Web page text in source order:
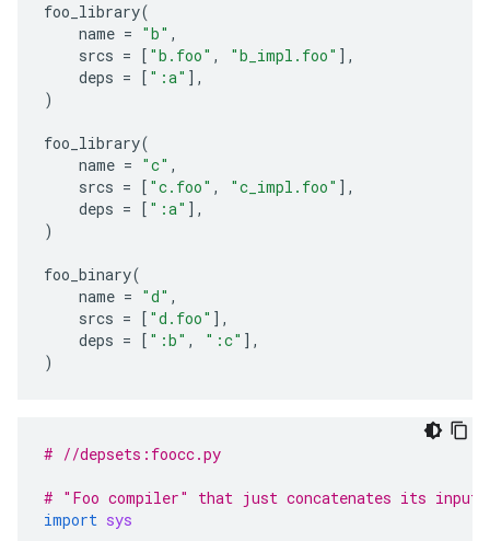
foo_library(
name = "b" ,
srcs = [ "b.foo" , "b_impl.foo" ],
deps = [ ":a" ],
)
foo_library(
name = "c" ,
srcs = [ "c.foo" , "c_impl.foo" ],
deps = [ ":a" ],
)
foo_binary(
name = "d" ,
srcs = [ "d.foo" ],
deps = [ ":b" , ":c" ],
)
# //depsets:foocc.py
# "Foo compiler" that just concatenates its
import sys